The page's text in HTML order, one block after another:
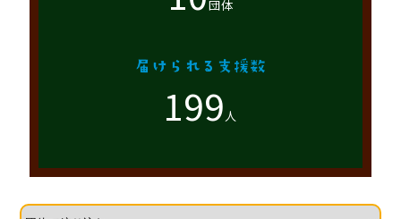
団体
199人